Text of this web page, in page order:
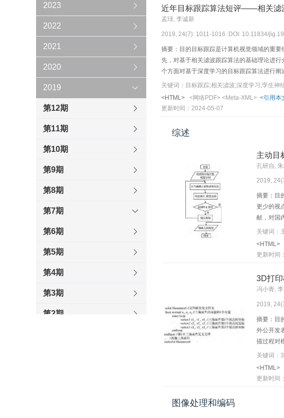
2023
2022
2021
2020
2019
第12期
第11期
第10期
第9期
第8期
第7期
第6期
第5期
第4期
第3期
第2期
近年目标跟踪算法短评——相关滤
孟琭, 李诚新
2019, 24(7): 1011-1016. DOI: 10.11834/
摘要：目的目标跟踪是计算机视觉领域的重
先，对基于相关滤波跟踪算法的基础理论进
个方面对基于深度学习的目标跟踪算法进行
相关滤波阶段、深度学习阶段针对不同的改
论基于相关滤波的目标算法在实时性方面表
学习结合，大幅度提升了算法表现力。基于
关键词：目标跟踪;相关滤波;深度学习;孪生神
<HTML>
<网络PDF> <Meta-XML> <引用本
更新时间：2024-05-07
综述
主动目
孔研自,
2019,
摘要：目
更少的视
献，对国
主动目标
每类方
建模方法
法思想
于表面
<HTML>
更新时间
3D打
冯小青,
2019,
摘要：目
外公开发
描过程对
打印数字
嵌入有
的数字模
关键词：
<HTML>
更新时间
图像处理和编码